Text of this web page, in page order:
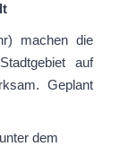
machen die
auf
Geplant
dem